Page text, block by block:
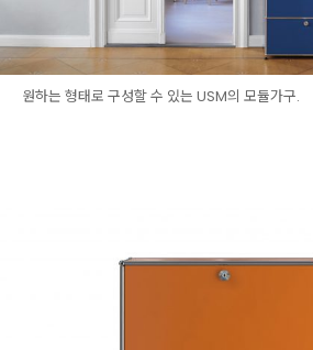
원하는 형태로 구성할 수 있는 USM의 모듈가구.